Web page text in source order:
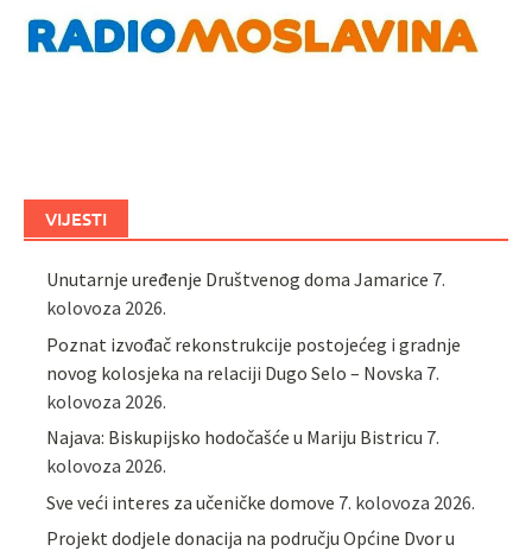
VIJESTI
Unutarnje uređenje Društvenog doma Jamarice 7.
kolovoza 2026.
Poznat izvođač rekonstrukcije postojećeg i gradnje
novog kolosjeka na relaciji Dugo Selo – Novska 7.
kolovoza 2026.
Najava: Biskupijsko hodočašće u Mariju Bistricu 7.
kolovoza 2026.
Sve veći interes za učeničke domove 7. kolovoza 2026.
Projekt dodjele donacija na području Općine Dvor u